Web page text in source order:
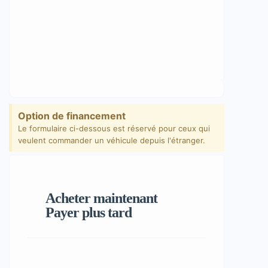
Option de financement
Le formulaire ci-dessous est réservé pour ceux qui
veulent commander un véhicule depuis l'étranger.
Acheter maintenant
Payer plus tard